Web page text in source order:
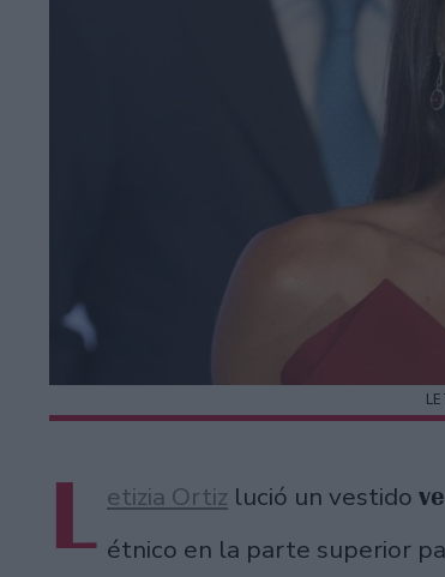
L etizia Ortiz lució un vestido
étnico en la parte superior